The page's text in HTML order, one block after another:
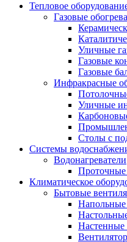
Тепловое
Газовые
Уличные
Газовые
Газовые
Инфракрасные
Уличные
Столы с
Системы
Водонагреватели
Проточные
Климатическое
Бытовые
Напольные
Настенные